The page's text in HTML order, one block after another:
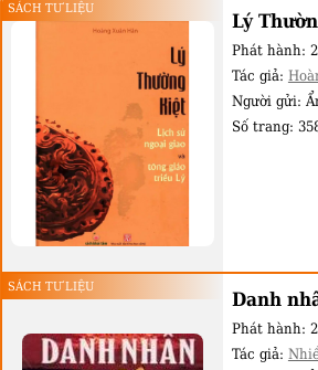
SÁCH TƯ LIỆU
Lý
Phát hành:
Tác giả:
Người gửi:
Số trang:
SÁCH TƯ LIỆU
Danh
Phát hành:
Tác giả: